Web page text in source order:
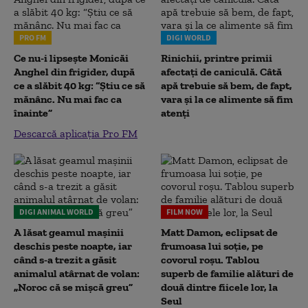
PRO FM
Ce nu-i lipsește Monicăi
Anghel din frigider, după
ce a slăbit 40 kg: “Știu ce să
mănânc. Nu mai fac ca
înainte”
Descarcă aplicația Pro FM
DIGI WORLD
Rinichii, printre primii
afectați de caniculă. Câtă
apă trebuie să bem, de fapt,
vara și la ce alimente să fim
atenți
DIGI ANIMAL WORLD
A lăsat geamul mașinii
deschis peste noapte, iar
când s-a trezit a găsit
animalul atârnat de volan:
„Noroc că se mișcă greu”
FILM NOW
Matt Damon, eclipsat de
frumoasa lui soție, pe
covorul roșu. Tablou
superb de familie alături de
două dintre fiicele lor, la
Seul